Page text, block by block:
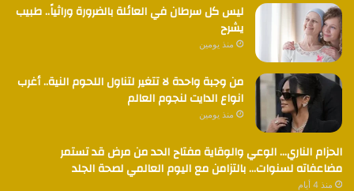
ليس كل سرطان في العائلة بالضرورة وراثياً.. طبيب
يشرح
منذ يومين
من وجبة واحدة لا تتغير لتناول اللحوم النية.. أغرب
انواع الدايت لنجوم العالم
منذ يومين
الحزام الناري… الوعي والوقاية مفتاح الحد من مرض قد تستمر
مضاعفاته لسنوات… بالتزامن مع اليوم العالمي لصحة الجلد
منذ 4 أيام